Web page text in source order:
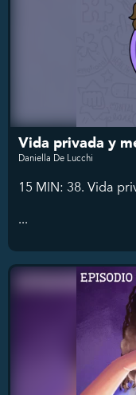
Vida privada y
Daniella De Lucchi
15 MIN: 38. Vida
...